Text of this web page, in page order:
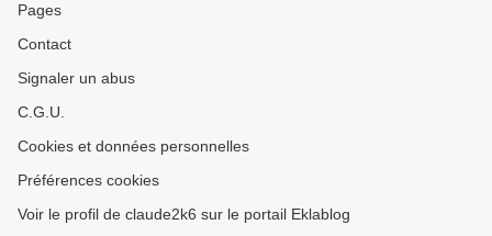
Pages
Contact
Signaler un abus
C.G.U.
Cookies et données personnelles
Préférences cookies
Voir le profil de claude2k6 sur le portail Eklablog